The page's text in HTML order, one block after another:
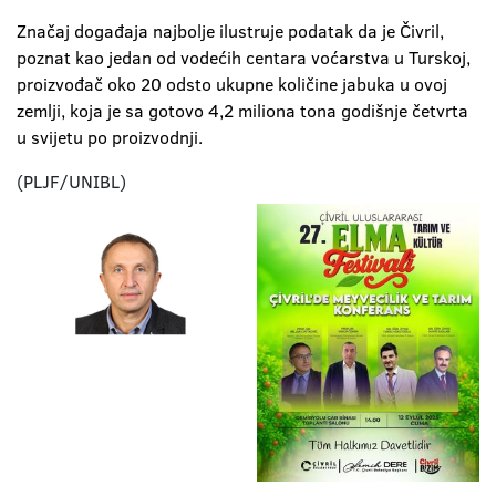
Značaj događaja najbolje ilustruje podatak da je Čivril,
poznat kao jedan od vodećih centara voćarstva u Turskoj,
proizvođač oko 20 odsto ukupne količine jabuka u ovoj
zemlji, koja je sa gotovo 4,2 miliona tona godišnje četvrta
u svijetu po proizvodnji.
(PLJF/UNIBL)